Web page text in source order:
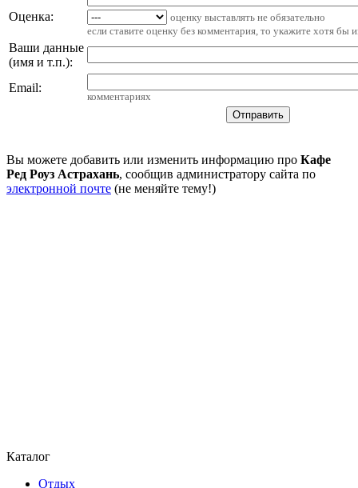
Оценка:
оценку выставлять не обязательно
если ставите оценку без комментария, то укажите хотя бы
Ваши данные
(имя и т.п.):
Email:
комментариях
Вы можете добавить или изменить информацию про Кафе
Ред Роуз Астрахань, сообщив администратору сайта по
электронной почте (не меняйте тему!)
Каталог
Отдых